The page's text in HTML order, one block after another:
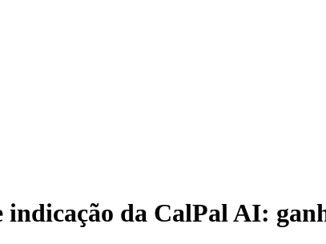
indicação da CalPal AI: